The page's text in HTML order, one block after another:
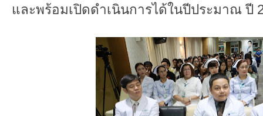
และพร้อมเปิดดำเนินการได้ในปีประมาณ ปี